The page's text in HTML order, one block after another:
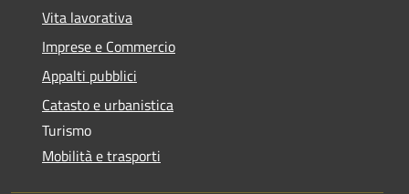
Vita lavorativa
Imprese e Commercio
Appalti pubblici
Catasto e urbanistica
Turismo
Mobilità e trasporti